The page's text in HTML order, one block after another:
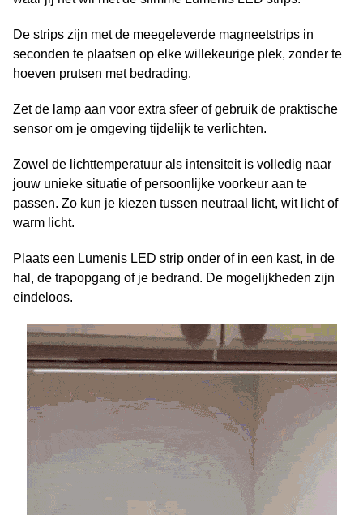
De strips zijn met de meegeleverde magneetstrips in
seconden te plaatsen op elke willekeurige plek, zonder te
hoeven prutsen met bedrading.
Zet de lamp aan voor extra sfeer of gebruik de praktische
sensor om je omgeving tijdelijk te verlichten.
Zowel de lichttemperatuur als intensiteit is volledig naar
jouw unieke situatie of persoonlijke voorkeur aan te
passen. Zo kun je kiezen tussen neutraal licht, wit licht of
warm licht.
Plaats een Lumenis LED strip onder of in een kast, in de
hal, de trapopgang of je bedrand. De mogelijkheden zijn
eindeloos.